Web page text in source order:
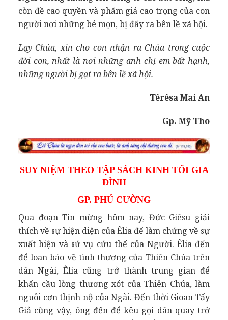
còn đề cao quyền và phẩm giá cao trọng của con
người nơi những bé mọn, bị đẩy ra bên lề xã hội.
Lạy Chúa, xin cho con nhận ra Chúa trong cuộc
đời con, nhất là nơi những anh chị em bất hạnh,
những người bị gạt ra bên lề xã hội.
Têrêsa Mai An
Gp. Mỹ Tho
SUY NIỆM THEO TẬP SÁCH KINH TỐI GIA
ĐÌNH
GP. PHÚ CƯỜNG
Qua đoạn Tin mừng hôm nay, Đức Giêsu giải
thích về sự hiện diện của Êlia để làm chứng về sự
xuất hiện và sứ vụ cứu thế của Người. Êlia đến
để loan báo về tình thương của Thiên Chúa trên
dân Ngài, Êlia cũng trở thành trung gian để
khẩn cầu lòng thương xót của Thiên Chúa, làm
nguôi cơn thịnh nộ của Ngài. Đến thời Gioan Tẩy
Giả cũng vậy, ông đến để kêu gọi dân quay trở